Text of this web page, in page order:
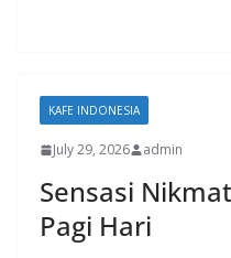
KAFE INDONESIA
July 29, 2026 admin
Sensasi
Pagi Hari